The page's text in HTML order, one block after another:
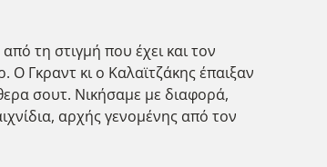
τη στιγμή που έχει και τον
Ο Γκραντ κι ο Καλαϊτζάκης έπαιξαν
σουτ. Νικήσαμε με διαφορά,
αρχής γενομένης από τον